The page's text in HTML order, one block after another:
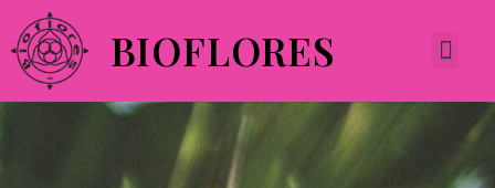
BIOFLORES